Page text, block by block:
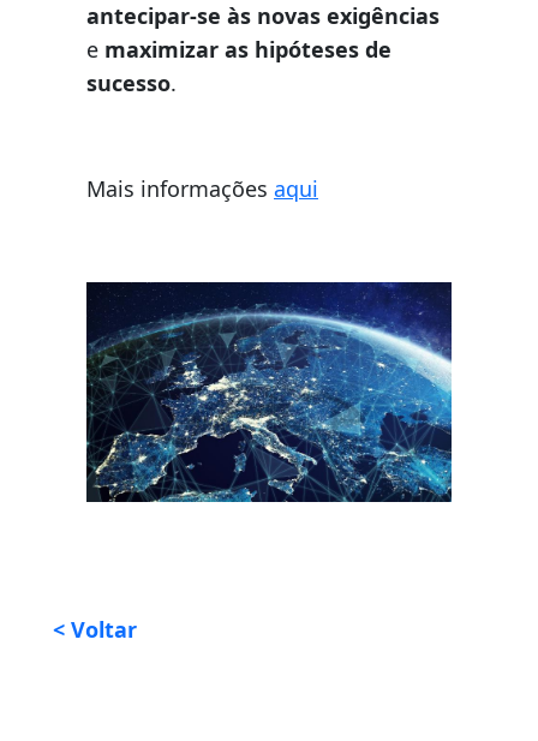
antecipar-se às novas exigências
e maximizar as hipóteses de
sucesso.
Mais informações aqui
< Voltar